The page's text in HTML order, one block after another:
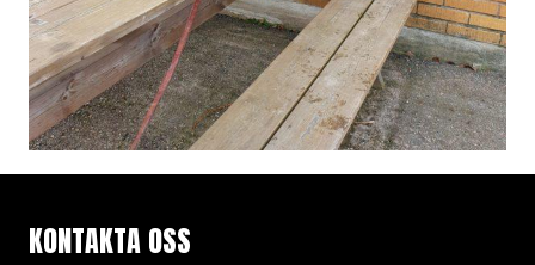
KONTAKTA OSS